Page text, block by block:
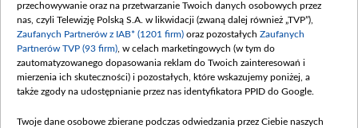
przechowywanie oraz na przetwarzanie Twoich danych osobowych przez
nas, czyli Telewizję Polską S.A. w likwidacji (zwaną dalej również „TVP”),
Zaufanych Partnerów z IAB* (1201 firm) oraz pozostałych Zaufanych
Partnerów TVP (93 firm) , w celach marketingowych (w tym do
zautomatyzowanego dopasowania reklam do Twoich zainteresowań i
mierzenia ich skuteczności) i pozostałych, które wskazujemy poniżej, a
także zgody na udostępnianie przez nas identyfikatora PPID do Google.
Twoje dane osobowe zbierane podczas odwiedzania przez Ciebie naszych